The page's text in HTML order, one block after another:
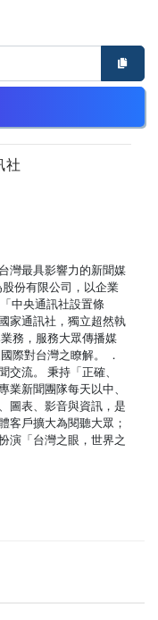
社
灣最具影響力的新聞媒
份有限公司，以企業
中央通訊社設置條
家通訊社，獨立超然執
務，服務大眾傳播媒
際對台灣之瞭解。 ．
流。 秉持「正確、
新聞團隊每天以中、
圖表、影音與資訊，是
客戶擴大為閱聽大眾；
演「台灣之眼，世界之